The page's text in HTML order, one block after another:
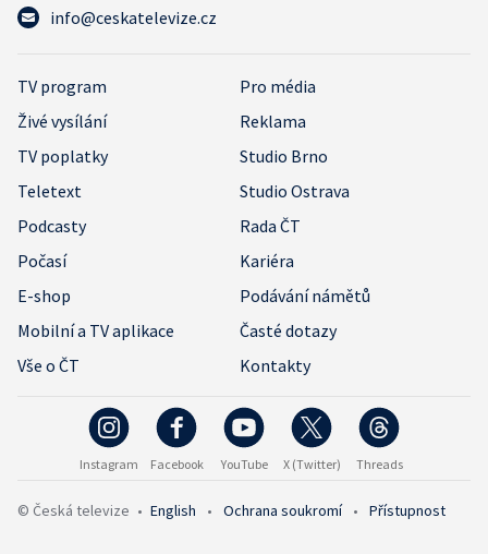
info@ceskatelevize.cz
TV program
Pro média
Živé vysílání
Reklama
TV poplatky
Studio Brno
Teletext
Studio Ostrava
Podcasty
Rada ČT
Počasí
Kariéra
E-shop
Podávání námětů
Mobilní a TV aplikace
Časté dotazy
Vše o ČT
Kontakty
Instagram Facebook YouTube X (Twitter) Threads
© Česká televize • English • Ochrana soukromí • Přístupnost